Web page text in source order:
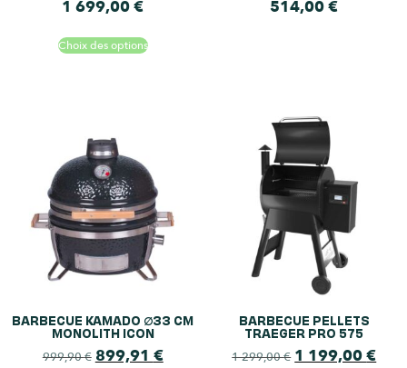
1 699,00€
Choix des options
514,00€
BARBECUE KAMADO ∅33 CM
MONOLITH ICON
999,90€ 899,91 €
BARBECUE PELLETS
TRAEGER PRO 575
1 299,00€ 1 199,00€